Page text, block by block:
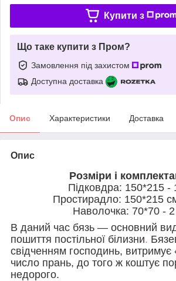
Купити з
Що таке купити з Пром?
Замовлення під захистом
Доступна доставка
Опис Характеристики Доставка
Опис
Розміри і
Підковдра: 150*215 -
Простирадло: 150*215
Наволочка: 70*70 -
В даний час бязь — основний
пошиття постільної білизни.
свідченням господинь, витримує
число прань, до того ж коштує
недорого.